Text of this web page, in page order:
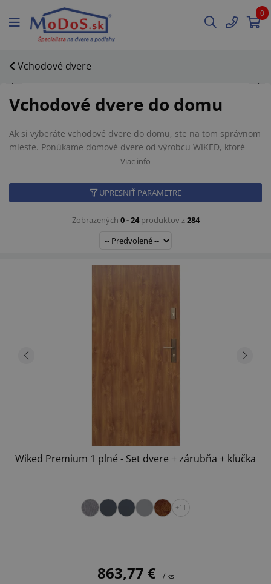
0
Vchodové dvere
Vchodové dvere do domu
Ak si vyberáte vchodové dvere do domu, ste na tom správnom
mieste. Ponúkame domové dvere od výrobcu WIKED, ktoré
majú veľmi dobré izolačné vlastnosti. Vchodové dvere do
ktorá má prerušené tepelné mosty a je vyplnená
extrudovaným polystyrénom. Samotné dvere majú v prípade
vchodových domových dverí priamo z Vašej obývačky.
Viac info
UPRESNIŤ PARAMETRE
Zobrazených 0 - 24produktov z284
Wiked Premium 1 plné - Set dvere + zárubňa + kľučka
+11
863,77 € / ks